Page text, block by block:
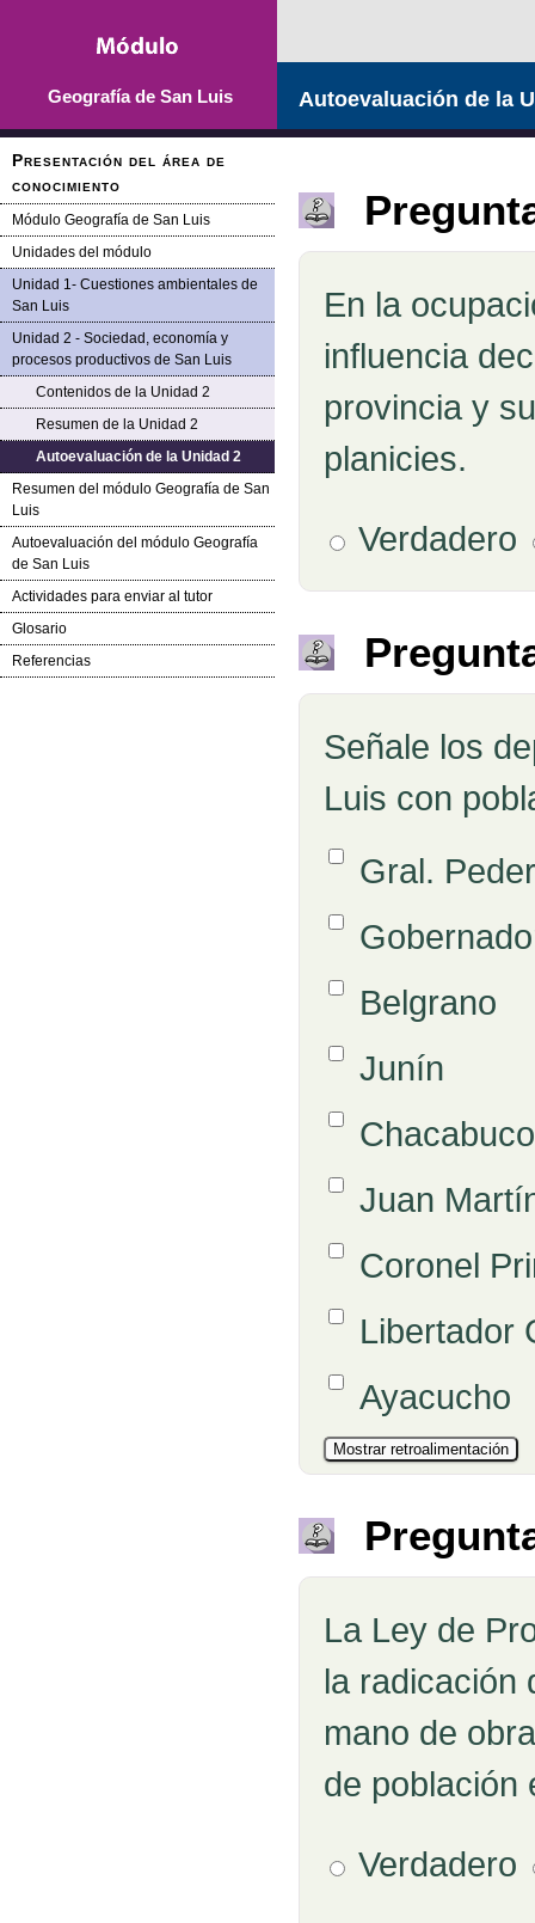
Geografía de San Luis
Presentación del área de
conocimiento
Módulo Geografía de San Luis
Unidades del módulo
Unidad 1- Cuestiones ambientales de
San Luis
Unidad 2 - Sociedad, economía y
procesos productivos de San Luis
Contenidos de la Unidad 2
Resumen de la Unidad 2
Autoevaluación de la Unidad 2
Resumen del módulo Geografía de San
Luis
Autoevaluación del módulo Geografía
de San Luis
Actividades para enviar al tutor
Glosario
Referencias
Autoevaluación de la
Pregunta 1
En la
influencia
provincia y
planicies.
Verdadero
Pregunta
Señale los
Luis con
Respuestas
Opción 1Gral.
Opción 2
Opción 3Belgrano
Opción 4Junín
Opción 5Chacabuco
Opción 6Juan
Opción 7Coronel
Opción 8Libertador
Opción 9Ayacucho
Pregunta 1
La Ley de
la radicación
mano de
de población
Verdadero